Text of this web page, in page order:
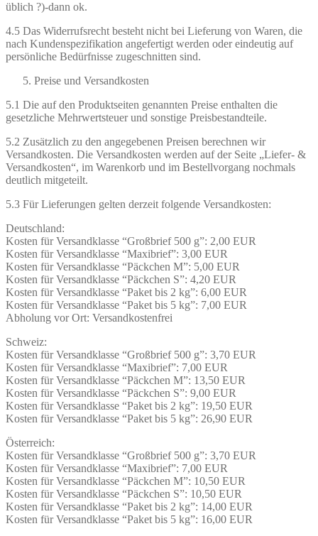
üblich ?)-dann ok.
4.5 Das Widerrufsrecht besteht nicht bei Lieferung von Waren, die
nach Kundenspezifikation angefertigt werden oder eindeutig auf
persönliche Bedürfnisse zugeschnitten sind.
Preise und Versandkosten
5.1 Die auf den Produktseiten genannten Preise enthalten die
gesetzliche Mehrwertsteuer und sonstige Preisbestandteile.
5.2 Zusätzlich zu den angegebenen Preisen berechnen wir
Versandkosten. Die Versandkosten werden auf der Seite „Liefer- &
Versandkosten“, im Warenkorb und im Bestellvorgang nochmals
deutlich mitgeteilt.
5.3 Für Lieferungen gelten derzeit folgende Versandkosten:
Deutschland:
Kosten für Versandklasse “Großbrief 500 g”: 2,00 EUR
Kosten für Versandklasse “Maxibrief”: 3,00 EUR
Kosten für Versandklasse “Päckchen M”: 5,00 EUR
Kosten für Versandklasse “Päckchen S”: 4,20 EUR
Kosten für Versandklasse “Paket bis 2 kg”: 6,00 EUR
Kosten für Versandklasse “Paket bis 5 kg”: 7,00 EUR
Abholung vor Ort: Versandkostenfrei
Schweiz:
Kosten für Versandklasse “Großbrief 500 g”: 3,70 EUR
Kosten für Versandklasse “Maxibrief”: 7,00 EUR
Kosten für Versandklasse “Päckchen M”: 13,50 EUR
Kosten für Versandklasse “Päckchen S”: 9,00 EUR
Kosten für Versandklasse “Paket bis 2 kg”: 19,50 EUR
Kosten für Versandklasse “Paket bis 5 kg”: 26,90 EUR
Österreich:
Kosten für Versandklasse “Großbrief 500 g”: 3,70 EUR
Kosten für Versandklasse “Maxibrief”: 7,00 EUR
Kosten für Versandklasse “Päckchen M”: 10,50 EUR
Kosten für Versandklasse “Päckchen S”: 10,50 EUR
Kosten für Versandklasse “Paket bis 2 kg”: 14,00 EUR
Kosten für Versandklasse “Paket bis 5 kg”: 16,00 EUR